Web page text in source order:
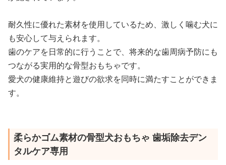
耐久性に優れた素材を使用しているため、激しく噛む犬に
も安心して与えられます。
歯のケアを日常的に行うことで、将来的な歯周病予防にも
つながる実用的な骨型おもちゃです。
愛犬の健康維持と遊びの欲求を同時に満たすことができま
す。
柔らかゴム素材の骨型犬おもちゃ 歯垢除去デン
タルケア専用